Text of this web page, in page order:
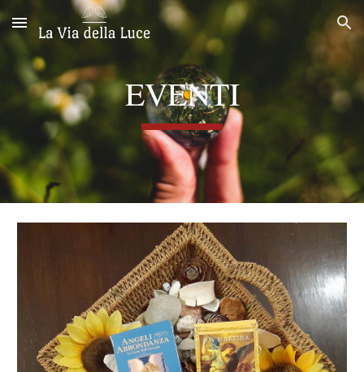
Skip to main content Skip to navigation
EVENTI